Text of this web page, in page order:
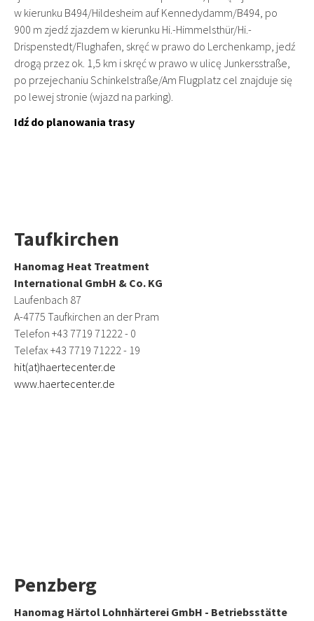
w kierunku B494/Hildesheim auf Kennedydamm/B494, po
900 m zjedź zjazdem w kierunku Hi.-Himmelsthür/Hi.-
Drispenstedt/Flughafen, skręć w prawo do Lerchenkamp, jedź
drogą przez ok. 1,5 km i skręć w prawo w ulicę Junkersstraße,
po przejechaniu Schinkelstraße/Am Flugplatz cel znajduje się
po lewej stronie (wjazd na parking).
Idź do planowania trasy
Taufkirchen
Hanomag Heat Treatment
International GmbH & Co. KG
Laufenbach 87
A-4775 Taufkirchen an der Pram
Telefon +43 7719 71222 - 0
Telefax +43 7719 71222 - 19
hit(at)haertecenter.de
www.haertecenter.de
Penzberg
Hanomag Härtol Lohnhärterei GmbH - Betriebsstätte